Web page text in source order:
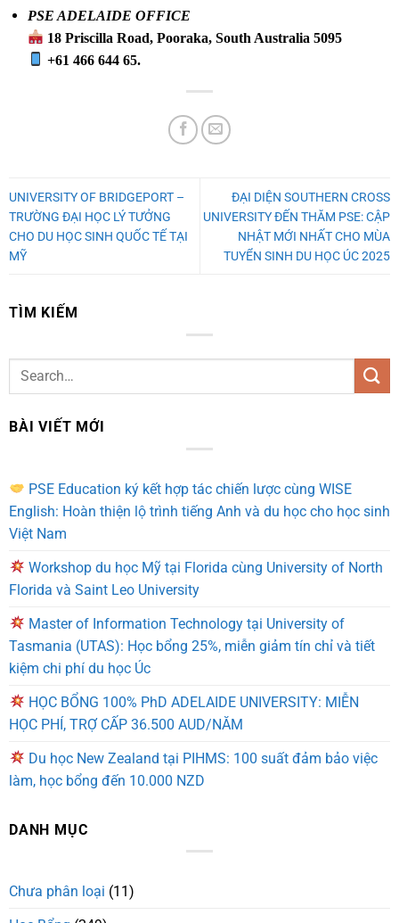
PSE ADELAIDE OFFICE
18 Priscilla Road, Pooraka, South Australia 5095
+61 466 644 65.
UNIVERSITY OF BRIDGEPORT –
TRƯỜNG ĐẠI HỌC LÝ TƯỞNG
CHO DU HỌC SINH QUỐC TẾ TẠI
MỸ
ĐẠI DIỆN SOUTHERN CROSS
UNIVERSITY ĐẾN THĂM PSE: CẬP
NHẬT MỚI NHẤT CHO MÙA
TUYỂN SINH DU HỌC ÚC 2025
TÌM KIẾM
BÀI VIẾT MỚI
PSE Education ký kết hợp tác chiến lược cùng WISE
English: Hoàn thiện lộ trình tiếng Anh và du học cho học sinh
Việt Nam
Workshop du học Mỹ tại Florida cùng University of North
Florida và Saint Leo University
Master of Information Technology tại University of
Tasmania (UTAS): Học bổng 25%, miễn giảm tín chỉ và tiết
kiệm chi phí du học Úc
HỌC BỔNG 100% PhD ADELAIDE UNIVERSITY: MIỄN
HỌC PHÍ, TRỢ CẤP 36.500 AUD/NĂM
Du học New Zealand tại PIHMS: 100 suất đảm bảo việc
làm, học bổng đến 10.000 NZD
DANH MỤC
Chưa phân loại (11)